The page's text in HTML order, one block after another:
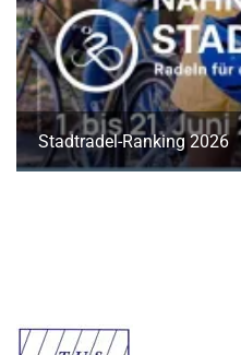
Stadtradel-Ranking 2026